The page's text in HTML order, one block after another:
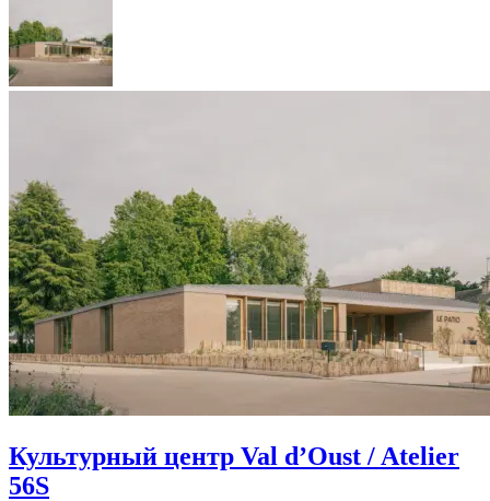
Культурный центр Val d’Oust / Atelier
56S